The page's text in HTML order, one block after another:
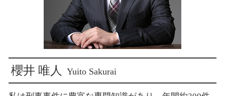
新宿 傷害 被害
新宿 暴行 被害
新宿 交通事故 示談金
櫻井 唯人 Yuito Sakurai